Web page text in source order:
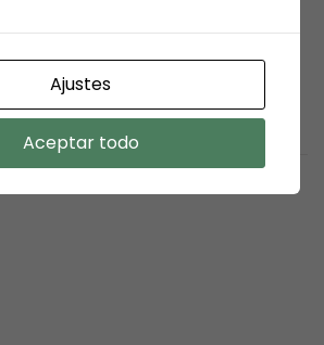
Ajustes
Aceptar todo